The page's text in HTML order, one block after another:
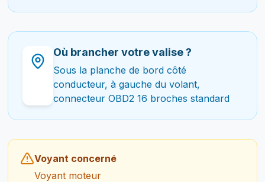
Où brancher votre valise ?
Sous la planche de bord côté
conducteur, à gauche du volant,
connecteur OBD2 16 broches standard
Voyant concerné
Voyant moteur